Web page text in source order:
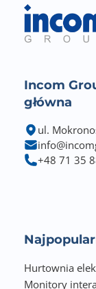
Incom
główna
ul.
+48 71 35
Hurtownia
Monitory